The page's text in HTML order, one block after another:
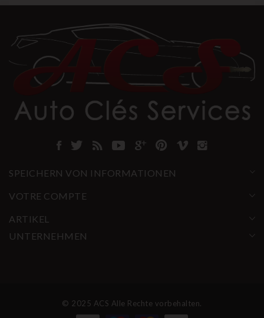
SPEICHERN VON INFORMATIONEN
VOTRE COMPTE
ARTIKEL
UNTERNEHMEN
© 2025 ACS Alle Rechte vorbehalten.